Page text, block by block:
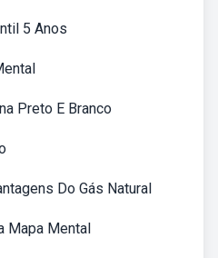
5 Anos
Preto E Branco
Do Gás Natural
Mapa Mental